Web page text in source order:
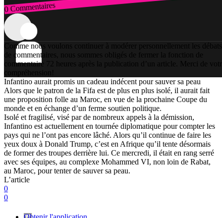
0 Commentaires
Connexion
Comme nous voulons continuer à modérer personnellement les débats
de commentaires, nous sommes obligés de fermer la fonction de
commentaire 72 heures après la publication d’un article. Merci de
compréhension!
Infantino aurait promis un cadeau indécent pour sauver sa peau
Alors que le patron de la Fifa est de plus en plus isolé, il aurait fait
une proposition folle au Maroc, en vue de la prochaine Coupe du
monde et en échange d’un ferme soutien politique.
Isolé et fragilisé, visé par de nombreux appels à la démission,
Infantino est actuellement en tournée diplomatique pour compter les
pays qui ne l’ont pas encore lâché. Alors qu’il continue de faire les
yeux doux à Donald Trump, c’est en Afrique qu’il tente désormais
de former des troupes derrière lui. Ce mercredi, il était en rang serré
avec ses équipes, au complexe Mohammed VI, non loin de Rabat,
au Maroc, pour tenter de sauver sa peau.
L’article
0
0